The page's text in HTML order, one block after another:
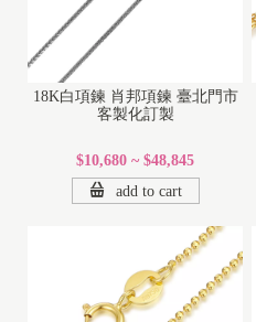
18K白項鍊 肖邦項鍊 臺北門市
客製化訂製
$10,680 ~ $48,845
add to cart